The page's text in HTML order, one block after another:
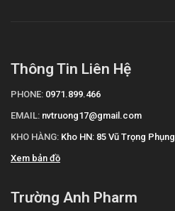
Thông Tin Liên Hệ
PHONE: 0971.899.466
EMAIL: nvtruong17@gmail.com
KHO HÀNG: Kho HN: 85 Vũ Trọng Phụng
Xem bản đồ
Trường Anh Pharm